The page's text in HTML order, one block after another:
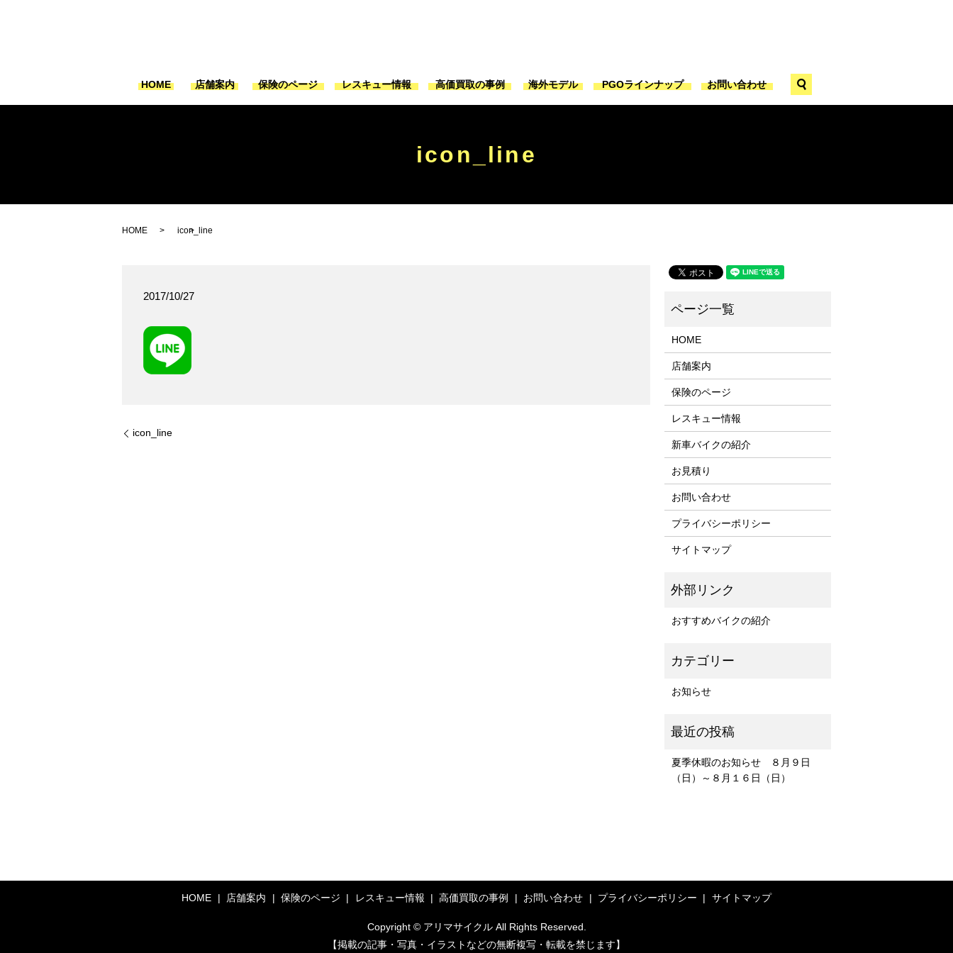
HOME 店舗案内 保険のページ レスキュー情報 高価買取の事例 海外モデル PGOラインナップ お問い合わせ
icon_line
HOME icon_line
2017/10/27
icon_line
HOME
店舗案内
保険のページ
レスキュー情報
新車バイクの紹介
お見積り
お問い合わせ
プライバシーポリシー
サイトマップ
おすすめバイクの紹介
お知らせ
夏季休暇のお知らせ ８月９日
（日）～８月１６日（日）
HOME 店舗案内 保険のページ レスキュー情報 高価買取の事例 お問い合わせ プライバシーポリシー サイトマップ
Copyright © アリマサイクル All Rights Reserved.
【掲載の記事・写真・イラストなどの無断複写・転載を禁じます】